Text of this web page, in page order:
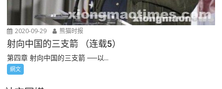
2020-09-29 熊猫时报
射向中国的三支箭 （连载5）
第四章 射向中国的三支箭 ──以...
網文